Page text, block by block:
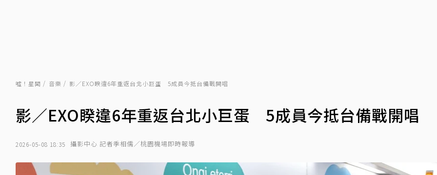
噓！星聞 音樂 影／EXO睽違6年重返台北小巨蛋 5成員今抵台備戰開唱
影／EXO睽違6年重返台北小巨蛋 5成員今抵台備戰開唱
2026-05-08 18:35 攝影中心 記者季相儒／桃園機場即時報導